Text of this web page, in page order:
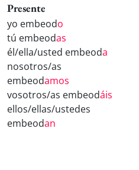
Presente
yo embeodo
tú embeodas
él/ella/usted embeoda
nosotros/as
embeodamos
vosotros/as embeodáis
ellos/ellas/ustedes
embeodan